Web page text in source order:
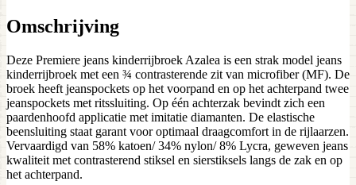
Omschrijving
Deze Premiere jeans kinderrijbroek Azalea is een strak model jeans
kinderrijbroek met een ¾ contrasterende zit van microfiber (MF). De
broek heeft jeanspockets op het voorpand en op het achterpand twee
jeanspockets met ritssluiting. Op één achterzak bevindt zich een
paardenhoofd applicatie met imitatie diamanten. De elastische
beensluiting staat garant voor optimaal draagcomfort in de rijlaarzen.
Vervaardigd van 58% katoen/ 34% nylon/ 8% Lycra, geweven jeans
kwaliteit met contrasterend stiksel en sierstiksels langs de zak en op
het achterpand.